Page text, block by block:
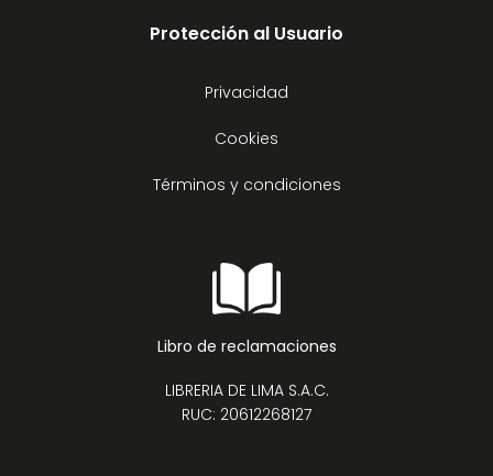
Protección al Usuario
Privacidad
Cookies
Términos y condiciones
Libro de reclamaciones
LIBRERIA DE LIMA S.A.C.
RUC: 20612268127